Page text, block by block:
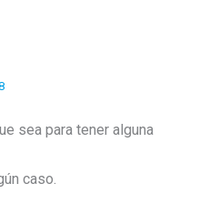
sea para tener alguna
caso.